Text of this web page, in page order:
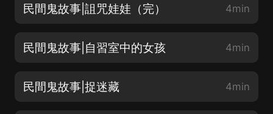
民間鬼故事|詛咒娃娃（完） 4min
民間鬼故事|自習室中的女孩 4min
民間鬼故事|捉迷藏 4min